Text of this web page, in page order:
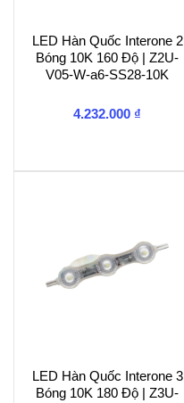
LED Hàn Quốc Interone 2
Bóng 10K 160 Độ | Z2U-
V05-W-a6-SS28-10K
4.232.000 ₫
LED Hàn Quốc Interone 3
Bóng 10K 180 Độ | Z3U-